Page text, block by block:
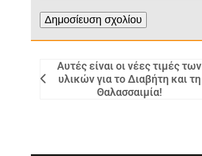
Αυτές είναι οι νέες τιμές των
υλικών για το Διαβήτη και τη
Θαλασσαιμία!